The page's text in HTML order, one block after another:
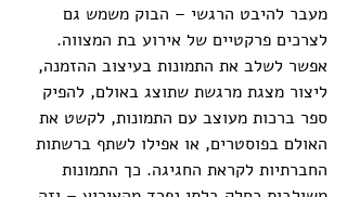
מעבר להיבט הרגשי – הבוק משמש גם
לצרכים פרקטיים של אירוע בת המצווה.
אפשר לשלב את התמונות בעיצוב ההזמנה,
ליצור מצגת מרגשת שתוצג באולם, להפיק
ספר ברכות מעוצב עם התמונות, לקשט את
האולם בפוסטרים, או אפילו לשתף ברשתות
החברתיות לקראת החגיגה. כך התמונות